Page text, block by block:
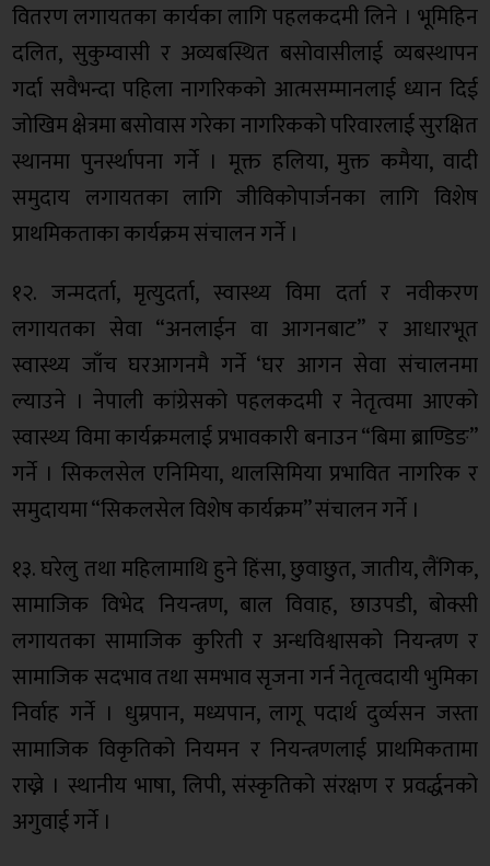
वितरण लगायतका कार्यका लागि पहलकदमी लिने । भूमिहिन
दलित, सुकुम्वासी र अव्यबस्थित बसोवासीलाई व्यबस्थापन
गर्दा सवैभन्दा पहिला नागरिकको आत्मसम्मानलाई ध्यान दिई
जोखिम क्षेत्रमा बसोवास गरेका नागरिकको परिवारलाई सुरक्षित
स्थानमा पुनर्स्थापना गर्ने । मूक्त हलिया, मुक्त कमैया, वादी
समुदाय लगायतका लागि जीविकोपार्जनका लागि विशेष
प्राथमिकताका कार्यक्रम संचालन गर्ने ।
१२. जन्मदर्ता, मृत्युदर्ता, स्वास्थ्य विमा दर्ता र नवीकरण
लगायतका सेवा “अनलाईन वा आगनबाट” र आधारभूत
स्वास्थ्य जाँच घरआगनमै गर्ने ‘घर आगन सेवा संचालनमा
ल्याउने । नेपाली कांग्रेसको पहलकदमी र नेतृत्वमा आएको
स्वास्थ्य विमा कार्यक्रमलाई प्रभावकारी बनाउन “बिमा ब्राण्डिङ”
गर्ने । सिकलसेल एनिमिया, थालसिमिया प्रभावित नागरिक र
समुदायमा “सिकलसेल विशेष कार्यक्रम” संचालन गर्ने ।
१३. घरेलु तथा महिलामाथि हुने हिंसा, छुवाछुत, जातीय, लैंगिक,
सामाजिक विभेद नियन्त्रण, बाल विवाह, छाउपडी, बोक्सी
लगायतका सामाजिक कुरिती र अन्धविश्वासको नियन्त्रण र
सामाजिक सदभाव तथा समभाव सृजना गर्न नेतृत्वदायी भुमिका
निर्वाह गर्ने । धुम्रपान, मध्यपान, लागू पदार्थ दुर्व्यसन जस्ता
सामाजिक विकृतिको नियमन र नियन्त्रणलाई प्राथमिकतामा
राख्ने । स्थानीय भाषा, लिपी, संस्कृतिको संरक्षण र प्रवर्द्धनको
अगुवाई गर्ने ।